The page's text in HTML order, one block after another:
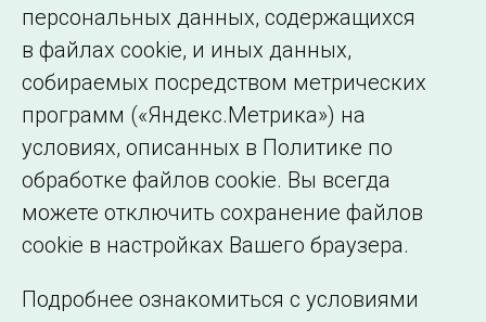
персональных данных, содержащихся
в файлах cookie, и иных данных,
собираемых посредством метрических
программ («Яндекс.Метрика») на
условиях, описанных в Политике по
обработке файлов cookie. Вы всегда
можете отключить сохранение файлов
cookie в настройках Вашего браузера.
Подробнее ознакомиться с условиями